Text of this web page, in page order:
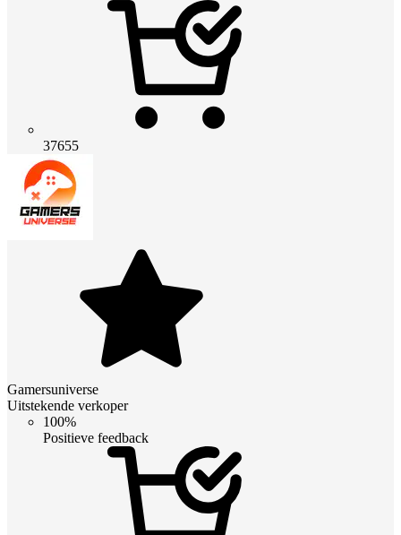
37655
Gamersuniverse
Uitstekende verkoper
100%
Positieve feedback